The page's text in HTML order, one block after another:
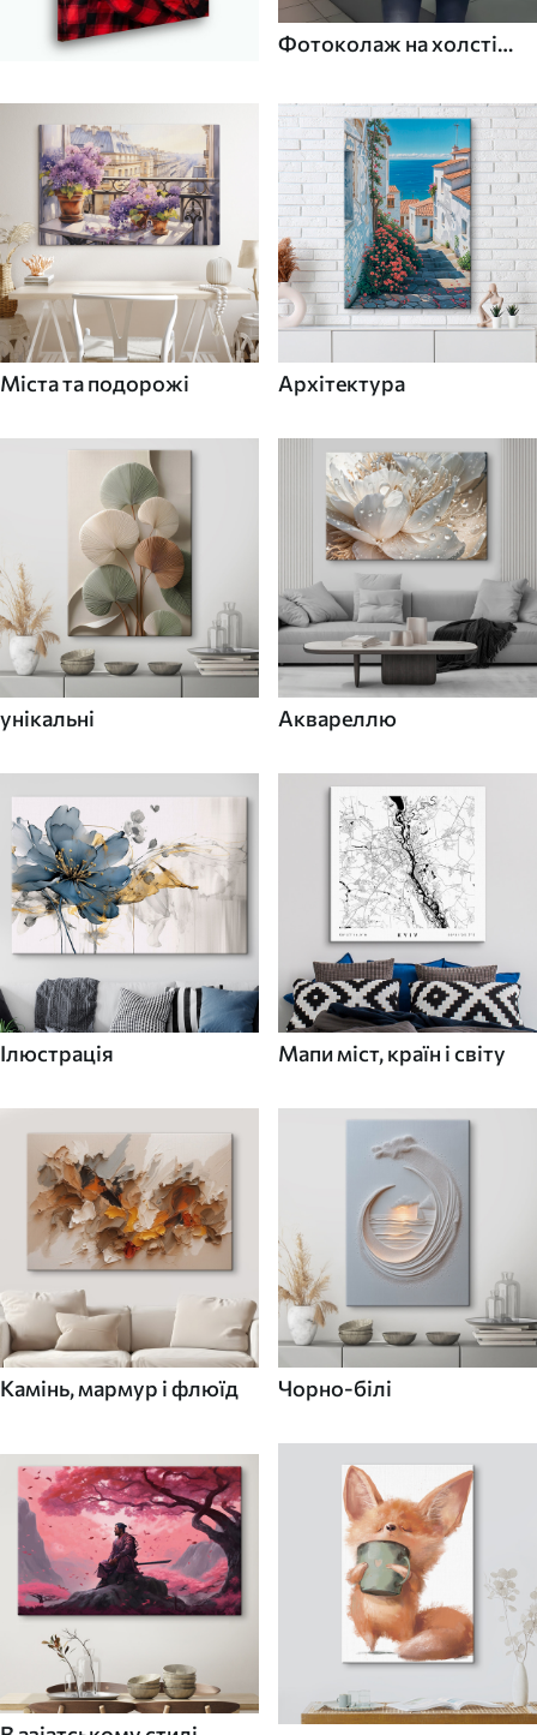
Фотоколаж на холсті
Міста та подорожі Архітектура
унікальні Аквареллю
Ілюстрація Мапи міст, країн і світу
Камінь, мармур і флюїд Чорно-білі